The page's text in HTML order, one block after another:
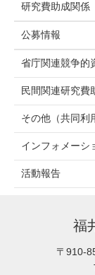
研究費助成関係
公募情報
省庁関連競争的
民間関連研究費
その他（共同利
インフォメーシ
活動報告
福
〒910-